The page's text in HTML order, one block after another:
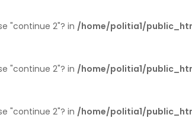
"continue 2"? in /home/politia1/
"continue 2"? in /home/politia1/
"continue 2"? in /home/politia1/